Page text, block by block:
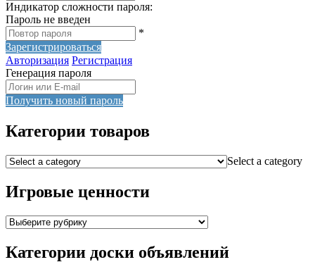
Индикатор сложности пароля:
Пароль не введен
*
Зарегистрироваться
Авторизация Регистрация
Генерация пароля
Получить новый пароль
Категории товаров
Select a category
Игровые ценности
Категории доски объявлений